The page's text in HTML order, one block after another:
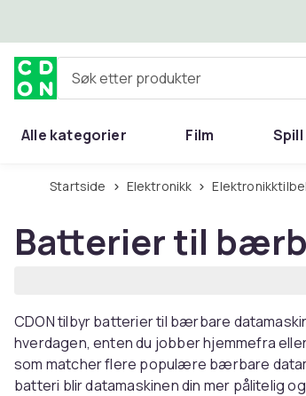
Søk etter produkter
Alle kategorier Film Spill
Startside Elektronikk
Batterier til
CDON tilbyr batterier til bærbare
hverdagen, enten du jobber hjemmefra
som matcher flere populære bærbare
batteri blir datamaskinen din mer pålitelig